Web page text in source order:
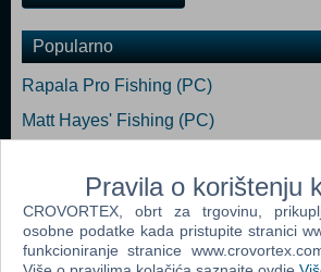
Popularno
Rapala Pro Fishing (PC)
Matt Hayes' Fishing (PC)
32nd America's Cup - Virtual Skipper
World Championship Snooker 2005
Pool Paradise (PC)
Pravila o korištenju
CROVORTEX, obrt za trgovinu,
osobne podatke kada pristupite stranici
funkcioniranje stranice